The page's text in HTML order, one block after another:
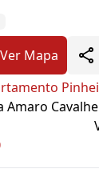
Ver Mapa
Amaro